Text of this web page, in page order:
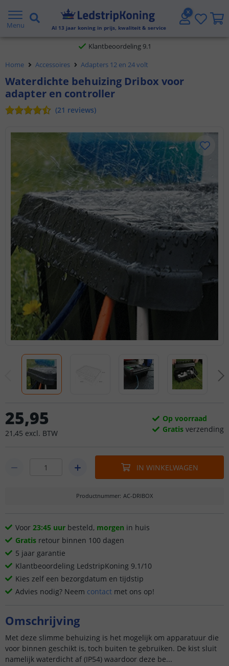
Menu Al 13 jaar koning in prijs, kwaliteit & service
Gratis verzending vanaf € 20,- NL en BE
Klantbeoordeling 9.1
Voor 23:45 uur besteld,morgen in huis
Home Accessoires Adapters 12 en 24 volt
Waterdichte behuizing Dribox voor
adapter en controller
(21 reviews)
25,95
21 ,45 excl. BTW
Op voorraad
Gratis verzending
IN WINKELWAGEN
Productnummer: AC-DRIBOX
Voor 23:45 uur besteld, morgen in huis
Gratis retour binnen 100 dagen
5 jaar garantie
Klantbeoordeling LedstripKoning 9.1/10
Kies zelf een bezorgdatum en tijdstip
Advies nodig? Neem contact met ons op!
Omschrijving
Met deze slimme behuizing is het mogelijk om apparatuur die
voor binnen geschikt is, toch buiten te gebruiken. De kist sluit
namelijk waterdicht af (IP54) waardoor deze be...